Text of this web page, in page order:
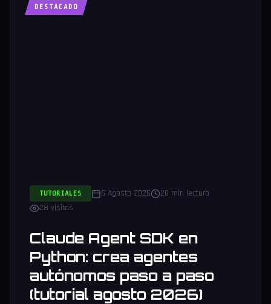
DESTACADO
TUTORIALES 6 Agosto 2026
20 min lectura
28 visitas
Claude Agent SDK en
Python: crea agentes
autónomos paso a paso
(tutorial agosto 2026)